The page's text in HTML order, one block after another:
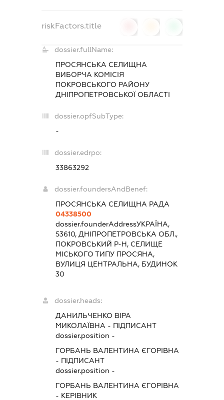
riskFactors.title
dossier.fullName:
ПРОСЯНСЬКА СЕЛИЩНА
ВИБОРЧА КОМІСІЯ
ПОКРОВСЬКОГО РАЙОНУ
ДНІПРОПЕТРОВСЬКОЇ ОБЛАСТІ
dossier.opfSubType:
-
dossier.edrpo:
33863292
dossier.foundersAndBenef:
ПРОСЯНСЬКА СЕЛИЩНА РАДА
04338500
dossier.founderAddressУКРАЇНА,
53610, ДНІПРОПЕТРОВСЬКА ОБЛ.,
ПОКРОВСЬКИЙ Р-Н, СЕЛИЩЕ
МІСЬКОГО ТИПУ ПРОСЯНА,
ВУЛИЦЯ ЦЕНТРАЛЬНА, БУДИНОК
30
dossier.heads:
ДАНИЛЬЧЕНКО ВІРА
МИКОЛАЇВНА - ПІДПИСАНТ
dossier.position -
ГОРБАНЬ ВАЛЕНТИНА ЄГОРІВНА
- ПІДПИСАНТ
dossier.position -
ГОРБАНЬ ВАЛЕНТИНА ЄГОРІВНА
- КЕРІВНИК